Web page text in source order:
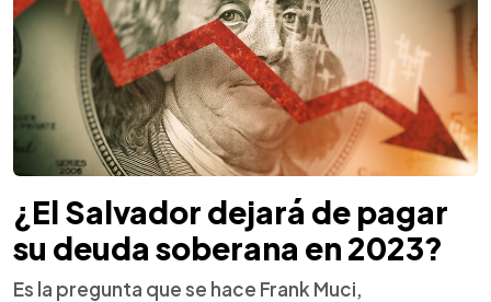
¿El Salvador dejará de pagar
su deuda soberana en 2023?
Es la pregunta que se hace Frank Muci,